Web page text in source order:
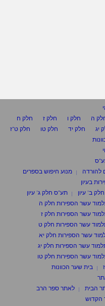
ה חלק ו חלק ז
חלק ח
יג חלק יד חלק טו
חלק ט"ז
להורדה
מנוע חיפוש בספרים
בעיון
ב' עיון
תע"ס חלק ג' עיון
עשר הספירות חלק ה
עשר הספירות חלק ז
עשר הספירות חלק ט
עשר הספירות חלק יא
עשר הספירות חלק יג
עשר הספירות חלק טו
בית שער הכוונות
הבית
לאתר ספר הרב
הקדוש